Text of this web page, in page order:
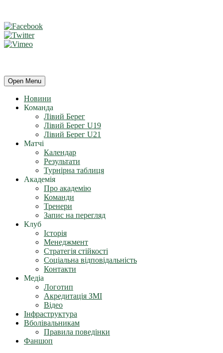
Open Menu
Новини
Команда
Лівий Берег
Лівий Берег U19
Лівий Берег U21
Матчі
Календар
Результати
Турнірна таблиця
Академія
Про академію
Команди
Тренери
Запис на перегляд
Клуб
Історія
Менеджмент
Стратегія стійкості
Соціальна відповідальність
Контакти
Медіа
Логотип
Акредитація ЗМІ
Відео
Інфраструктура
Вболівальникам
Правила поведінки
Фаншоп